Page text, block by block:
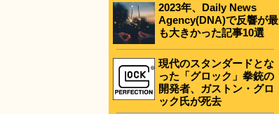
2023年、Daily News
Agency(DNA)で反響が最
も大きかった記事10選
現代のスタンダードとな
った「グロック」拳銃の
開発者、ガストン・グロ
ック氏が死去